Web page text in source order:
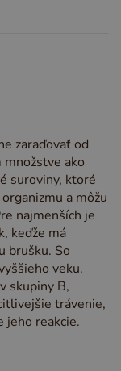
zaraďovať od
množstve ako
suroviny, ktoré
a môžu
najmenších je
keďže má
brušku. So
veku.
skupiny B,
trávenie,
jeho reakcie.